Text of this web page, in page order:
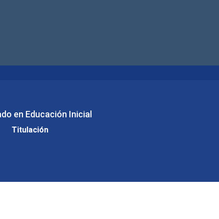
en Educación Inicial
Titulación